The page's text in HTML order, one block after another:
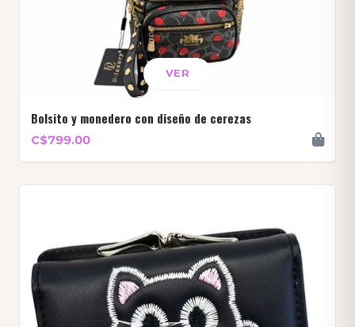
VER
Bolsito y monedero con diseño de cerezas
C$799.00